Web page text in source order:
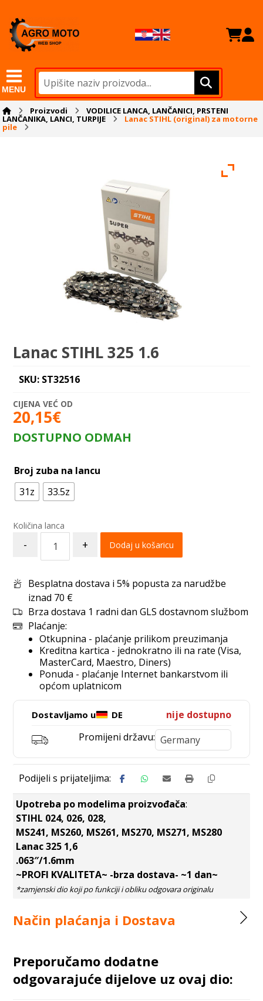
MENU
Proizvodi VODILICE LANCA, LANČANICI, PRSTENI
LANČANIKA, LANCI, TURPIJE Lanac STIHL (original) za motorne
pile
Lanac STIHL 325 1.6
SKU: ST32516
20,15€
DOSTUPNO ODMAH
Broj zuba na lancu
31z
33.5z
- + Dodaj u košaricu
Besplatna dostava i 5% popusta za narudžbe
iznad 70 €
Brza dostava 1 radni dan GLS dostavnom službom
Plaćanje:
Otkupnina - plaćanje prilikom preuzimanja
Kreditna kartica - jednokratno ili na rate (Visa,
MasterCard, Maestro, Diners)
Ponuda - plaćanje Internet bankarstvom ili
općom uplatnicom
Dostavljamo u DE
nije dostupno
Promijeni državu:
Upotreba po modelima proizvođača:
STIHL 024, 026, 028,
MS241, MS260, MS261, MS270, MS271, MS280
Lanac 325 1,6
.063″/1.6mm
~PROFI KVALITETA~ -brza dostava- ~1 dan~
Način plaćanja i Dostava
Preporučamo dodatne
odgovarajuće dijelove uz ovaj dio: